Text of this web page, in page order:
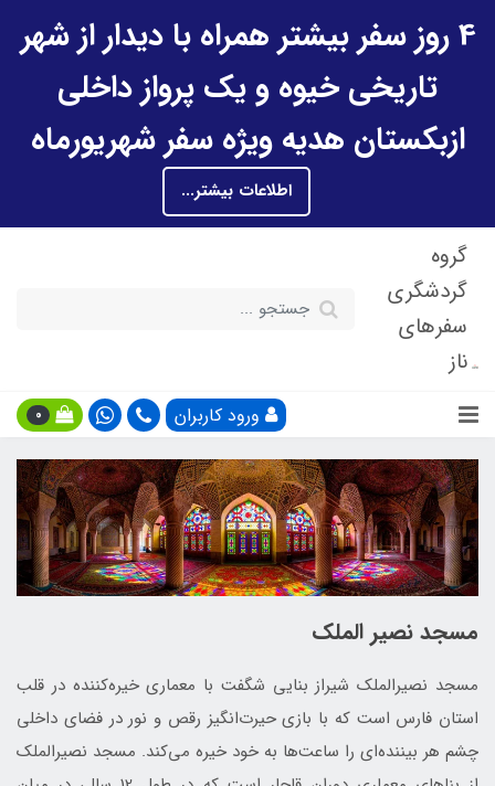
4 روز سفر بیشتر همراه با دیدار از شهر
تاریخی خیوه و یک پرواز داخلی
ازبکستان هدیه ویژه سفر شهریورماه
اطلاعات بیشتر...
گروه
گردشگری
سفرهای
ناز
ورود کاربران 0
مسجد نصیر الملک
مسجد نصیرالملک شیراز بنایی شگفت با معماری خیره‌کننده در قلب
استان فارس است که با بازی حیرت‌انگیز رقص و نور در فضای داخلی
چشم هر بیننده‌ای را ساعت‌ها به خود خیره می‌کند. مسجد نصیرالملک